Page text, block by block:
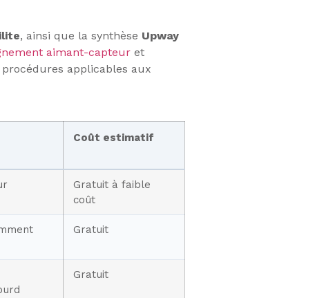
, ainsi que la synthèse Upway
aimant-capteur et
applicables aux
Coût estimatif
Gratuit à faible
coût
Gratuit
Gratuit